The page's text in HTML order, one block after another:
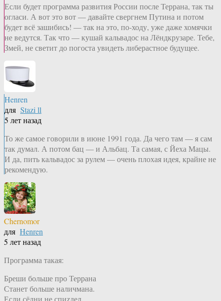
Если будет программа развития России после Террана, так ты
огласи. А вот это вот — давайте свергнем Путина и потом
будет всё зашибись! — так на это, по-ходу, уже даже хомячки
не ведутся. Так что — кушай кальвадос на Лёндкрузаре. Тебе,
Змей, не светит до погоста увидеть либерастное будущее.
Henren
для Stazi ll
5 лет назад
То же самое говорили в июне 1991 года. Да чего там — я сам
так думал. А потом бац — и Альбац. Та самая, с Йеха Мацы.
И да, пить кальвадос за рулем — очень плохая идея, крайне не
рекомендую.
Chernomor
для Henren
5 лет назад
Программа такая:
Бреши больше про Террана
Станет больше наличмана.
Если сёдни не спиzдел,